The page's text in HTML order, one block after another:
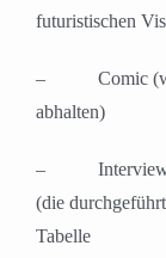
futuristischen
– Comic (wie
abhalten)
– Interviews
(die
Tabelle